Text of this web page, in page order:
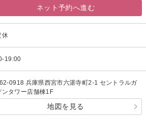
ネット予約へ進む
休
19:00
0918 兵庫県西宮市六湛寺町2-1 セントラルガ
ンタワー店舗棟1F
地図を見る